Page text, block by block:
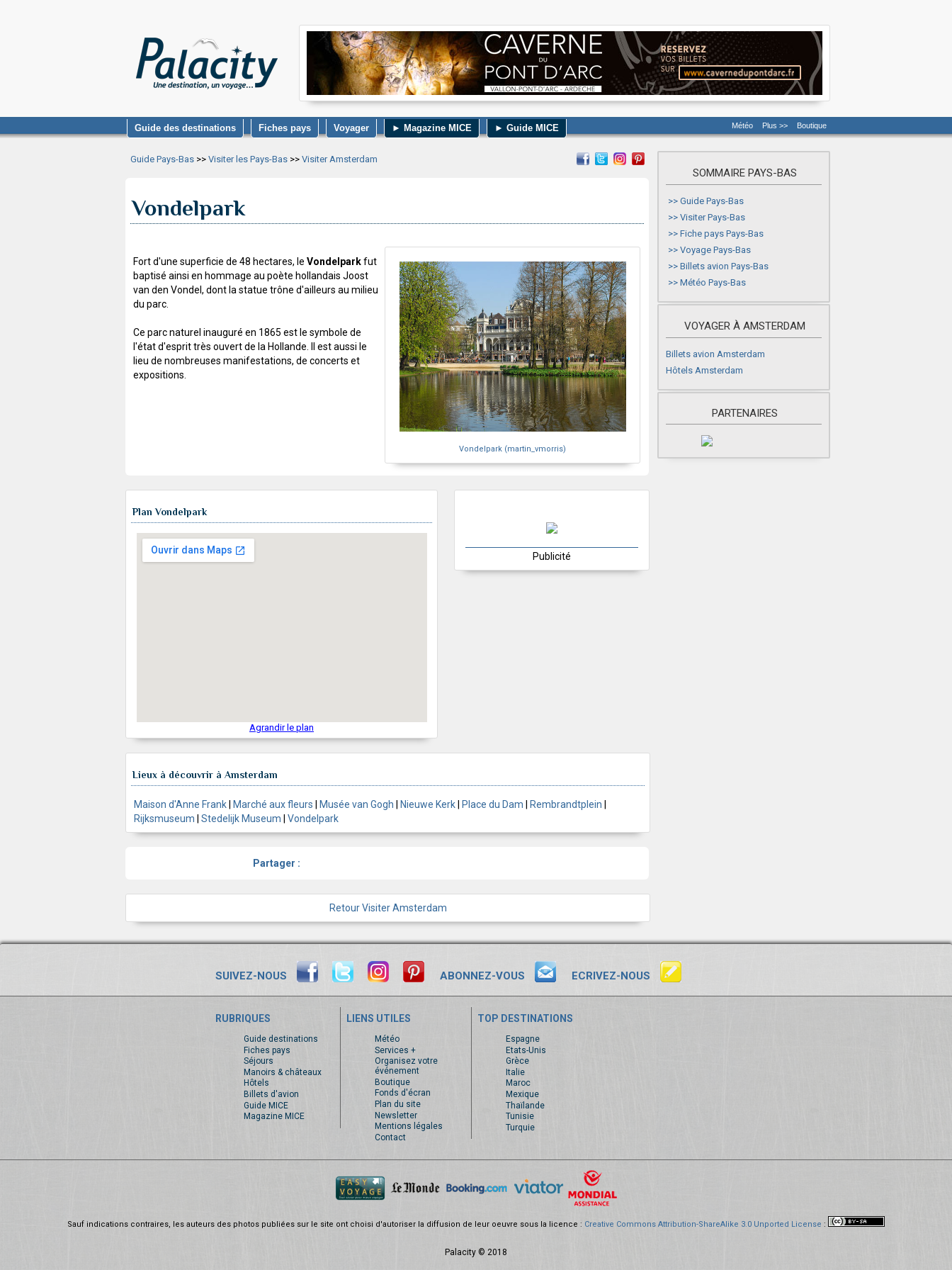
Guide des destinations Fiches pays Voyager ► Magazine MICE ► Guide MICE Météo Plus >> Boutique
Guide Pays-Bas >> Visiter les Pays-Bas >> Visiter Amsterdam
Vondelpark
Vondelpark (martin_vmorris)
Fort d'une superficie de 48 hectares, le Vondelparkfut
baptisé ainsi en hommage au poète hollandais Joost
van den Vondel, dont la statue trône d'ailleurs au milieu
du parc.
Ce parc naturel inauguré en 1865 est le symbole de
l'état d'esprit très ouvert de la Hollande. Il est aussi le
lieu de nombreuses manifestations, de concerts et
expositions.
Plan Vondelpark
Agrandir le plan
Publicité
Lieux à découvrir à Amsterdam
Maison d'Anne Frank Marché aux fleurs Musée van Gogh Nieuwe Kerk Place du Dam Rembrandtplein
Rijksmuseum
Stedelijk Museum Vondelpark
Partager :
Retour Visiter Amsterdam
SOMMAIRE PAYS-BAS
>> Guide Pays-Bas
>> Visiter Pays-Bas
>> Fiche pays Pays-Bas
>> Voyage Pays-Bas
>> Billets avion Pays-Bas
>> Météo Pays-Bas
VOYAGER À AMSTERDAM
Billets avion Amsterdam
Hôtels Amsterdam
PARTENAIRES
SUIVEZ-NOUS ABONNEZ-VOUS ECRIVEZ-NOUS
RUBRIQUES
Guide destinations
Fiches pays
Séjours
Manoirs & châteaux
Hôtels
Billets d'avion
Guide MICE
Magazine MICE
LIENS UTILES
Météo
Services +
Organisez votre
événement
Boutique
Fonds d'écran
Plan du site
Newsletter
Mentions légales
Contact
TOP DESTINATIONS
Espagne
Etats-Unis
Grèce
Italie
Maroc
Mexique
Thaïlande
Tunisie
Turquie
Sauf indications contraires, les auteurs des photos publiées sur le site ont choisi d'autoriser la diffusion de leur oeuvre sous la licence : Creative Commons Attribution-ShareAlike 3.0 Unported License :
Palacity © 2018